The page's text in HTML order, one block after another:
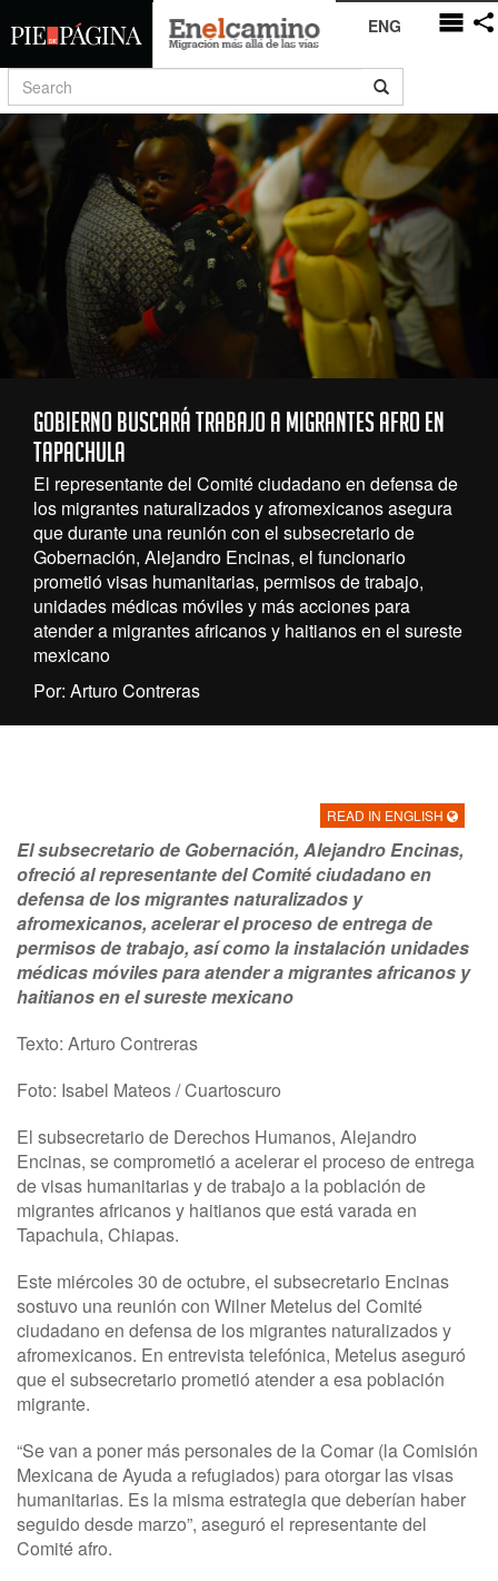
ENG
Gobierno buscará trabajo a migrantes afro en
Tapachula
El representante del Comité ciudadano en defensa de
los migrantes naturalizados y afromexicanos asegura
que durante una reunión con el subsecretario de
Gobernación, Alejandro Encinas, el funcionario
prometió visas humanitarias, permisos de trabajo,
unidades médicas móviles y más acciones para
atender a migrantes africanos y haitianos en el sureste
mexicano
Por: Arturo Contreras
READ IN ENGLISH
El subsecretario de Gobernación, Alejandro Encinas,
ofreció al representante del Comité ciudadano en
defensa de los migrantes naturalizados y
afromexicanos, acelerar el proceso de entrega de
permisos de trabajo, así como la instalación unidades
médicas móviles para atender a migrantes africanos y
haitianos en el sureste mexicano
Texto: Arturo Contreras
Foto: Isabel Mateos / Cuartoscuro
El subsecretario de Derechos Humanos, Alejandro
Encinas, se comprometió a acelerar el proceso de entrega
de visas humanitarias y de trabajo a la población de
migrantes africanos y haitianos que está varada en
Tapachula, Chiapas.
Este miércoles 30 de octubre, el subsecretario Encinas
sostuvo una reunión con Wilner Metelus del Comité
ciudadano en defensa de los migrantes naturalizados y
afromexicanos. En entrevista telefónica, Metelus aseguró
que el subsecretario prometió atender a esa población
migrante.
“Se van a poner más personales de la Comar (la Comisión
Mexicana de Ayuda a refugiados) para otorgar las visas
humanitarias. Es la misma estrategia que deberían haber
seguido desde marzo”, aseguró el representante del
Comité afro.